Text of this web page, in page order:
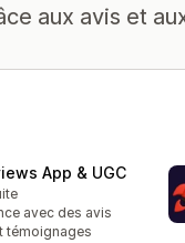
aux avis et
App & UGC
avec des avis
témoignages